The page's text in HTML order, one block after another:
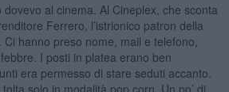
al cinema. Al Cineplex, che sconta
Ferrero, l’istrionico patron della
hanno preso nome, mail e telefono,
I posti in platea erano ben
era permesso di stare seduti accanto.
solo in modalità pop corn. Un po’ di